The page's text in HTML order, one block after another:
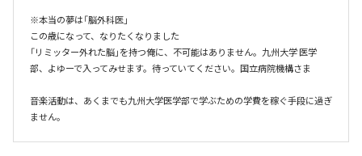
※本当の夢は「脳外科医」
この歳になって、なりたくなりました
「リミッター外れた脳」を持つ俺に、不可能はありません。九州大学 医学
部、よゆーで入ってみせます。待っていてください。国立病院機構さま
音楽活動は、あくまでも九州大学医学部で学ぶための学費を稼ぐ手段に過ぎ
ません。